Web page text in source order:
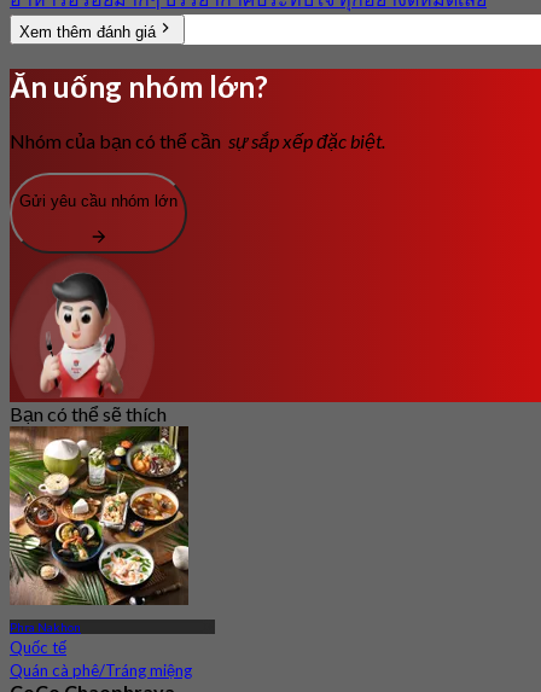
Xem thêm đánh giá
Ăn uống nhóm lớn?
Nhóm của bạn có thể cần sự sắp xếp đặc biệt.
Gửi yêu cầu nhóm lớn
Bạn có thể sẽ thích
Phra Nakhon
Quốc tế
Quán cà phê/Tráng miệng